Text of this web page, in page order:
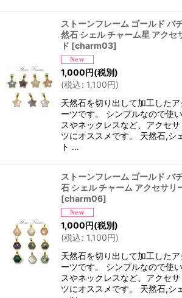
ストーンフレーム ゴールド バ
然石 シェル チャーム星 アクセ
ド [charm03]
1,000円(税別)
(税込: 1,100円)
天然石を切り出して加工した
ーツです。 シンプルなので使
スやネックレスなど、アクセ
ツにオススメです。 天然石,シ
ト …
ストーンフレーム ゴールド バ
石 シェル チャーム アクセサリ
[charm06]
1,000円(税別)
(税込: 1,100円)
天然石を切り出して加工した
ーツです。 シンプルなので使
スやネックレスなど、アクセ
ツにオススメです。 天然石,シ